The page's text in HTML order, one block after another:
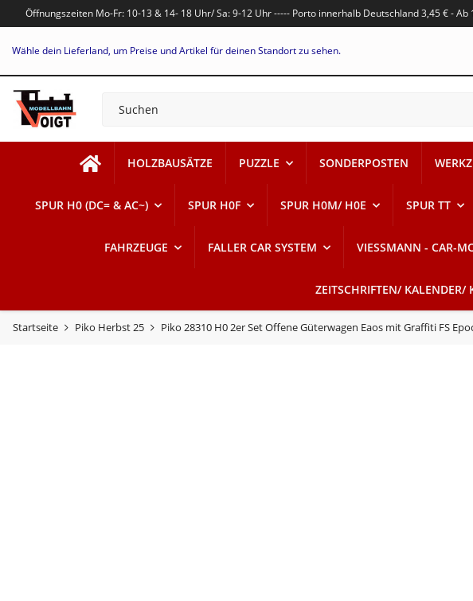
Öffnungszeiten Mo-Fr: 10-13 & 14- 18 Uhr/ Sa: 9-12 Uhr ----- Porto innerhalb Deutschland 3,45 € -
Wähle dein Lieferland, um Preise und Artikel für deinen Standort zu sehen.
HOLZBAUSÄTZE PUZZLE SONDERPOSTEN
SPUR H0 (DC= & AC~) SPUR H0F SPUR H0M/ H0E SPUR TT
FAHRZEUGE FALLER CAR SYSTEM VIESSMANN - CAR-
ZEITSCHRIFTEN/ KALENDER/
Startseite Piko Herbst 25 Piko 28310 H0 2er Set Offene Güterwagen Eaos mit Graffiti FS